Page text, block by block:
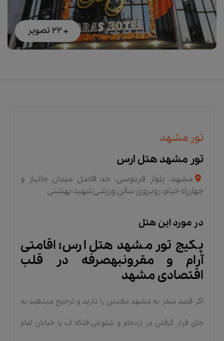
+ 22 تصویر
تور مشهد
تور مشهد هتل ارس
مشهد، بلوار فردوسی، حد فاصل میدان جانباز و
چهارراه خیام، روبروی سالن ورزشی شهید بهشتی
در مورد این هتل
پکیج تور مشهد هتل ارس؛ اقامتی
آرام و مقرونبهصرفه در قلب
اقتصادی مشهد
اگر قصد سفر به مشهد مقدس را دارید و ترجیح میدهید به
جای قرار گرفتن در ازدحام و شلوغی فلکه آب یا خیابان امام